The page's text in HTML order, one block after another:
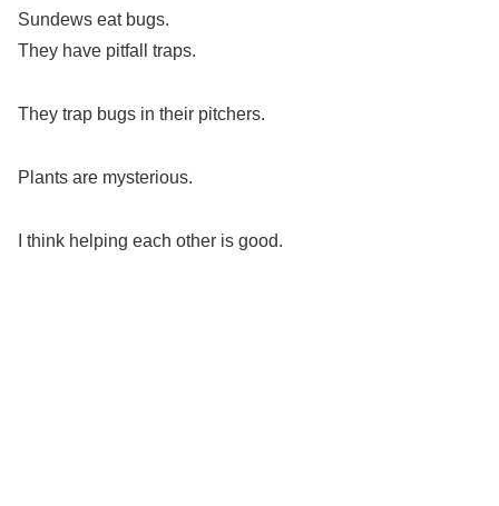
Sundews eat bugs.
They have pitfall traps.
They trap bugs in their pitchers.
Plants are mysterious.
I think helping each other is good.